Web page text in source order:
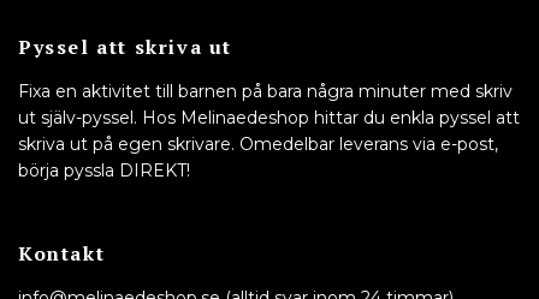
Pyssel att skriva ut
Fixa en aktivitet till barnen på bara några minuter med skriv
ut själv-pyssel. Hos Melinaedeshop hittar du enkla pyssel att
skriva ut på egen skrivare. Omedelbar leverans via e-post,
börja pyssla DIREKT!
Kontakt